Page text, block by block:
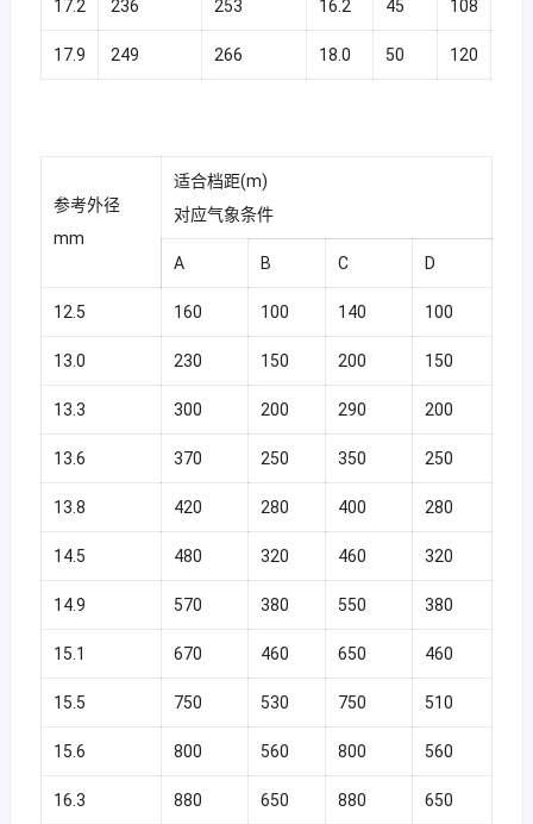
17.2 236 253 16.2 45 108
17.9 249 266 18.0 50 120
参考外径
mm
适合档距(m)
对应气象条件
A B C D
12.5 160 100 140 100
13.0 230 150 200 150
13.3 300 200 290 200
13.6 370 250 350 250
13.8 420 280 400 280
14.5 480 320 460 320
14.9 570 380 550 380
15.1 670 460 650 460
15.5 750 530 750 510
15.6 800 560 800 560
16.3 880 650 880 650